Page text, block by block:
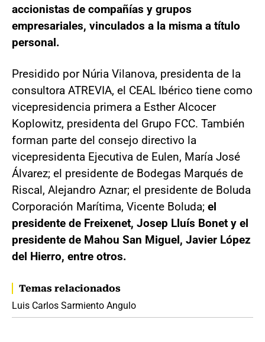
accionistas de compañías y grupos
empresariales, vinculados a la misma a título
personal.
Presidido por Núria Vilanova, presiden­ta de la
consultora ATREVIA, el CEAL Ibérico tiene como
vicepresidencia primera a Esther Alcocer
Koplowitz, presidenta del Grupo FCC. También
forman parte del consejo directivo la
vicepresidenta Ejecutiva de Eulen, María José
Álvarez; el presidente de Bodegas Marqués de
Riscal, Alejandro Aznar; el presidente de Boluda
Corporación Marítima, Vicente Boluda; el
presidente de Freixenet, Josep Lluís Bonet y el
presidente de Mahou San Miguel, Javier López
del Hierro, entre otros.
Temas relacionados
Luis Carlos Sarmiento Angulo